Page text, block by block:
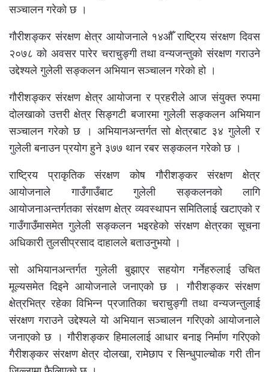
सञ्चालन गरेको छ ।
गौरीशङ्कर संरक्षण क्षेत्र आयोजनाले १४औँ राष्ट्रिय संरक्षण दिवस
२०७८ को अवसर पारेर चराचुङ्गी तथा वन्यजन्तुको संरक्षण गराउने
उद्देश्यले गुलेली सङ्कलन अभियान सञ्चालन गरेको हो ।
गौरीशङ्कर संरक्षण क्षेत्र आयोजना र प्रहरीले आज संयुक्त रुपमा
दोलखाको उत्तरी क्षेत्र सिङ्गटी बजारमा गुलेली सङ्कलन अभियान
सञ्चालन गरेको छ । अभियानअन्तर्गत सो क्षेत्रबाट ३४ गुलेली र
गुलेली बनाउन प्रयोग हुने ३७७ थान रबर सङ्कलन गरेको छ ।
राष्ट्रिय प्राकृतिक संरक्षण कोष गौरीशङ्कर संरक्षण क्षेत्र
आयोजनाले गाउँगाउँबाट गुलेली सङ्कलनको लागि
आयोजनाअन्तर्गतका संरक्षण क्षेत्र व्यवस्थापन समितिलाई खटाएको र
गाउँगाउँमासमेत गुलेली सङ्कलन भइरहेको संरक्षण क्षेत्रका सूचना
अधिकारी तुलसीप्रसाद दाहालले बताउनुभयो ।
सो अभियानअन्तर्गत गुलेली बुझाएर सहयोग गर्नेहरुलाई उचित
मूल्यसमेत दिइने आयोजनाले जनाएको छ । गौरीशङ्कर संरक्षण
क्षेत्रभित्र रहेका विभिन्न प्रजातिका चराचुङ्गी तथा वन्यजन्तुलाई
संरक्षण गराउने उद्देश्यले यो अभियान सञ्चालन गरिएको आयोजनाले
जनाएको छ । गौरीशङ्कर हिमाललाई आधार बनाइ निर्माण गरिएको
गैरीशङ्कर संरक्षण क्षेत्र दोलखा, रामेछाप र सिन्धुपाल्चोक गरी तीन